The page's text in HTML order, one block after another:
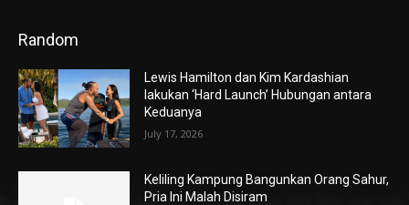
Random
Lewis Hamilton dan Kim Kardashian
lakukan ‘Hard Launch’ Hubungan antara
Keduanya
July 17, 2026
Keliling Kampung Bangunkan Orang Sahur,
Pria Ini Malah Disiram